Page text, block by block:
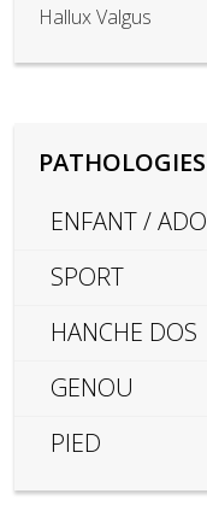
Hallux Valgus
PATHOLOGIES
ENFANT / ADO
SPORT
HANCHE DOS
GENOU
PIED